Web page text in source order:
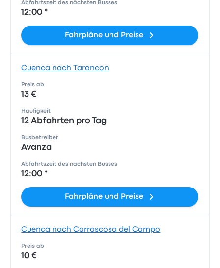
Abfahrtszeit des nächsten Busses
12:00 *
Fahrpläne und Preise
Cuenca nach Tarancon
Preis ab
13 €
Häufigkeit
12 Abfahrten pro Tag
Busbetreiber
Avanza
Abfahrtszeit des nächsten Busses
12:00 *
Fahrpläne und Preise
Cuenca nach Carrascosa del Campo
Preis ab
10 €